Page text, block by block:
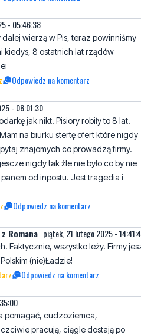
Odpowiedz na komentarz
- 08:01:30
jak nikt. Pisiory robiły to 8 lat.
znajomych co prowadzą firmy.
nigdy tak źle nie było co by nie
od inpostu. Jest tragedia i
Odpowiedz na komentarz
Romana
Faktycznie, wszystko leży. Firmy
Odpowiedz na komentarz
pomagać, cudzoziemca,
na komentarz